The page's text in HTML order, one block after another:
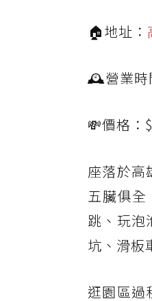
🏠地址：
🕰營業時
💸價格：
座落於高
五臟俱
跳、玩泡
坑、滑板
逛園區過